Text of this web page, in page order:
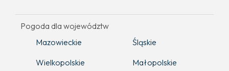
Pogoda dla województw
Mazowieckie
Śląskie
Wielkopolskie
Małopolskie